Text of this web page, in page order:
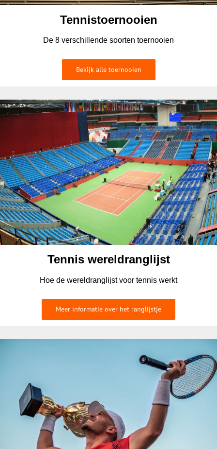
Tennistoernooien
De 8 verschillende soorten toernooien
Bekijk alle toernooien
Tennis wereldranglijst
Hoe de wereldranglijst voor tennis werkt
Meer informatie over het ranglijstje